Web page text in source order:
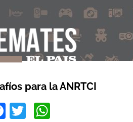
para la ANRTCI
Facebook
Twitter